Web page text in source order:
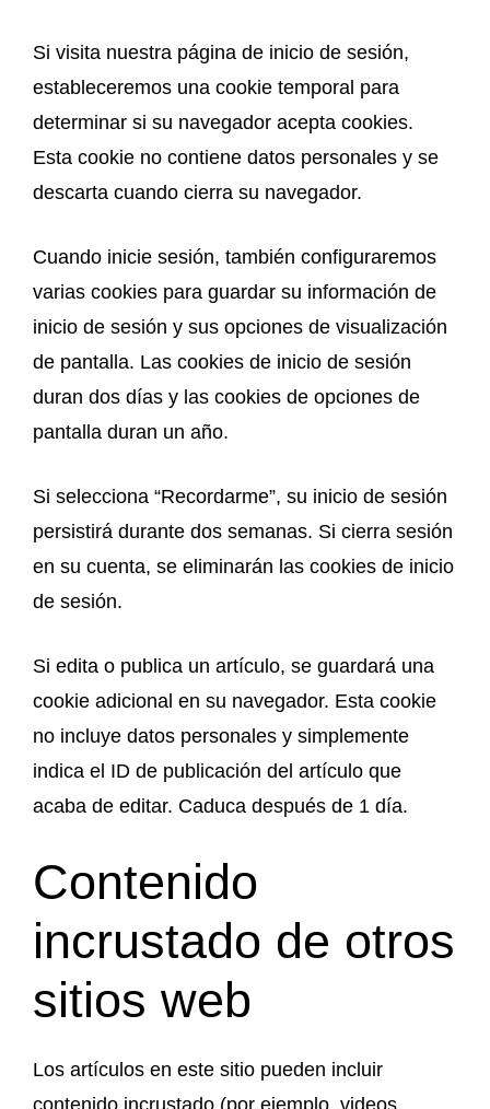
Si visita nuestra página de inicio de sesión,
estableceremos una cookie temporal para
determinar si su navegador acepta cookies.
Esta cookie no contiene datos personales y se
descarta cuando cierra su navegador.
Cuando inicie sesión, también configuraremos
varias cookies para guardar su información de
inicio de sesión y sus opciones de visualización
de pantalla. Las cookies de inicio de sesión
duran dos días y las cookies de opciones de
pantalla duran un año.
Si selecciona “Recordarme”, su inicio de sesión
persistirá durante dos semanas. Si cierra sesión
en su cuenta, se eliminarán las cookies de inicio
de sesión.
Si edita o publica un artículo, se guardará una
cookie adicional en su navegador. Esta cookie
no incluye datos personales y simplemente
indica el ID de publicación del artículo que
acaba de editar. Caduca después de 1 día.
Contenido
incrustado de otros
sitios web
Los artículos en este sitio pueden incluir
contenido incrustado (por ejemplo, videos,